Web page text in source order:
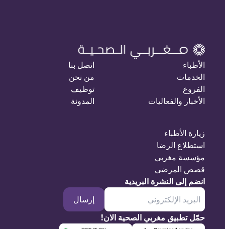
الأطباء
الخدمات
الفروع
الأخبار والفعاليات
اتصل بنا
من نحن
توظيف
المدونة
زيارة الأطباء
استطلاع الرضا
مؤسسة مغربي
قصص المرضى
انضم إلى النشرة البريدية
إرسال
حمّل تطبيق مغربي الصحية الان!